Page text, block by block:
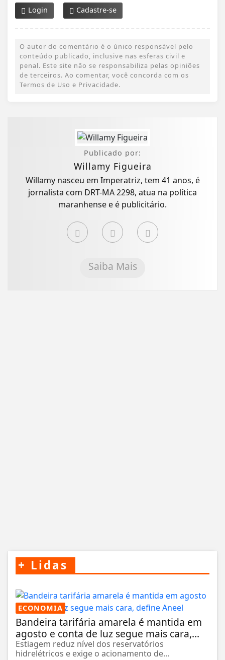
Login Cadastre-se
O autor do comentário é o único responsável pelo
conteúdo publicado, inclusive nas esferas civil e
penal. Este site não se responsabiliza pelas opiniões
de terceiros. Ao comentar, você concorda com os
Termos de Uso e Privacidade.
Publicado por:
Willamy Figueira
Willamy nasceu em Imperatriz, tem 41 anos, é
jornalista com DRT-MA 2298, atua na política
maranhense e é publicitário.
Saiba Mais
+ Lidas
ECONOMIA
Bandeira tarifária amarela é mantida em
agosto e conta de luz segue mais cara,...
Estiagem reduz nível dos reservatórios
hidrelétricos e exige o acionamento de...